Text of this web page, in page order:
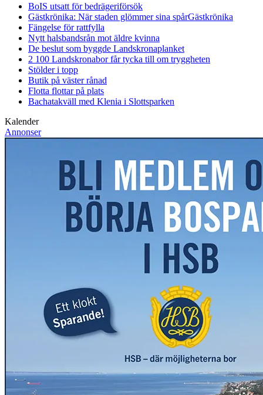
BoIS utsatt för bedrägeriförsök
Gästkrönika: När staden glömmer sina spårGästkrönika
Fängelse för rattfylla
Nytt halsbandsrån mot äldre kvinna
De beslut som byggde Landskronaplanket
2 100 Landskronabor får tycka till om tryggheten
Stölder i topp
Butik på väster rånad
Flotta flottar på plats
Bachatakväll med Klenia i Slottsparken
Kalender
Annonser